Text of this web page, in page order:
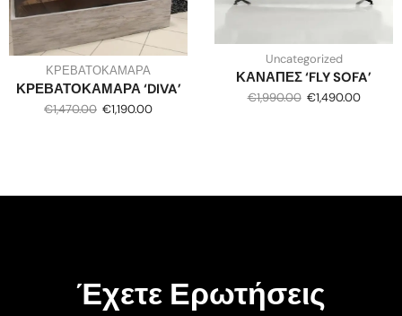
ΚΡΕΒΑΤΟΚΑΜΑΡΑ
ΚΡΕΒΑΤΟΚΑΜΑΡΑ ‘DIVA’
€1,470.00 €1,190.00
Uncategorized
ΚΑΝΑΠΕΣ ‘FLY SOFA’
€1,990.00 €1,490.00
Έχετε Ερωτήσεις